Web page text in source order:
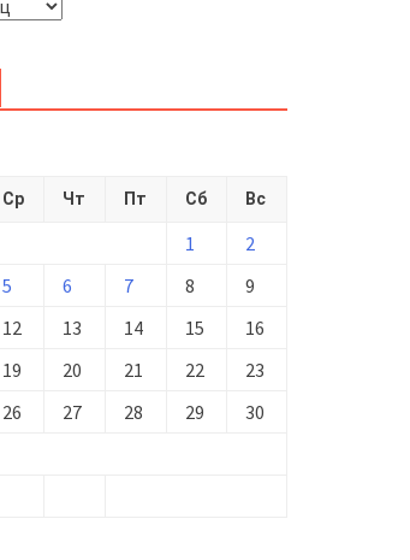
Ср Чт Пт Сб Вс
1
2
5 6 7 8
9
12 13 14 15
16
19 20 21 22
23
26 27 28 29
30